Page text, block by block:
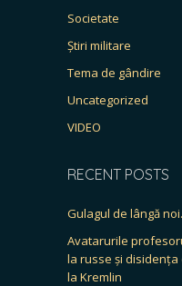
Societate
Știri militare
Tema de gândire
Uncategorized
VIDEO
RECENT POSTS
Gulagul de lângă
Avatarurile
la russe și
la Kremlin